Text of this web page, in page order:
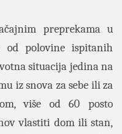
preprekama u
od polovine ispitanih
situacija jedina na
iz snova za sebe ili za
više od 60 posto
vlastiti dom ili stan,